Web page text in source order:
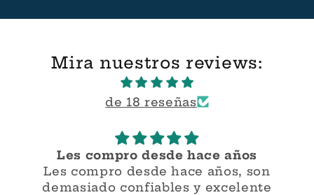
Mira nuestros reviews:
de 18 reseñas
compro desde hace años
compro desde hace años, son
confiables y excelente